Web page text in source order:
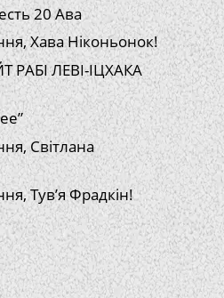
20 Ава
Хава Ніконьонок!
РАБІ ЛЕВІ-ІЦХАКА
Світлана
Тув’я Фрадкін!